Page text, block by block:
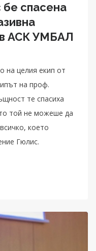
спасена
АСК УМБАЛ
на целия екип от
на проф.
те спасиха
той не можеше да
което
Гюлис.